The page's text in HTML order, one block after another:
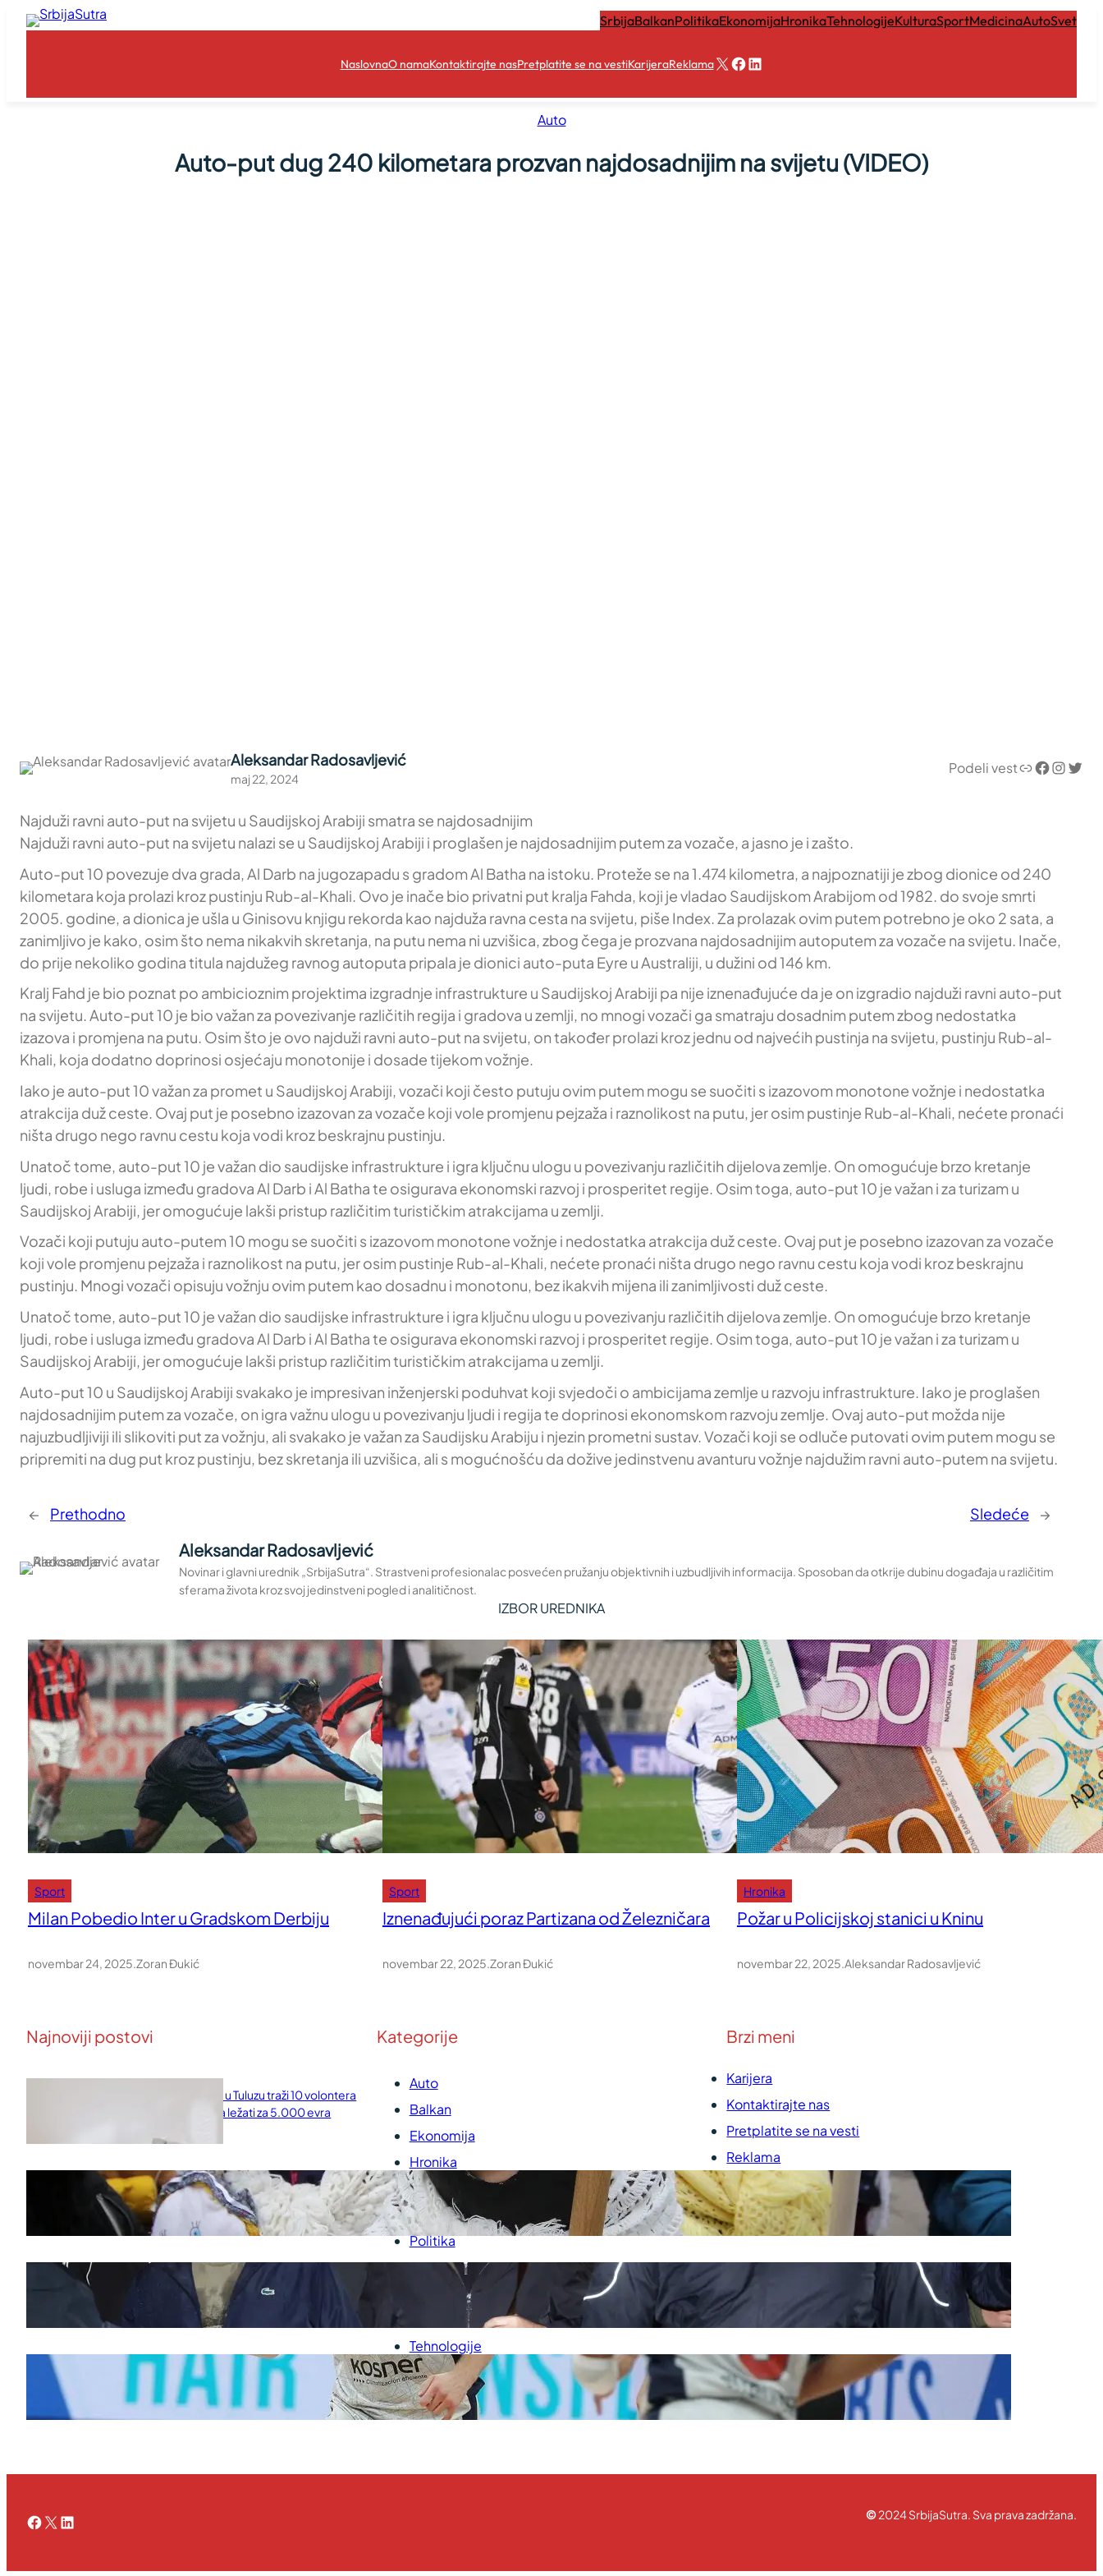
Skoči
SrbijaBalkanPolitikaEkonomijaHronikaTehnologijeKulturaSportMedicinaAutoSvet
NaslovnaO namaKontaktirajte nasPretplatite se na vestiKarijeraReklamaX Facebook
LinkedIn
Auto
Auto-put dug 240 kilometara prozvan najdosadnijim na svijetu (VIDEO)
Aleksandar Radosavljević
maj 22, 2024
Podeli vestLink Facebook InstagramTwitter
Najduži ravni auto-put na svijetu u Saudijskoj Arabiji smatra se najdosadnijim
Najduži ravni auto-put na svijetu nalazi se u Saudijskoj Arabiji i proglašen je najdosadnijim putem za vozače, a jasno je i zašto.
Auto-put 10 povezuje dva grada, Al Darb na jugozapadu s gradom Al Batha na istoku. Proteže se na 1.474 kilometra, a najpoznatiji je zbog dionice od 240
kilometara koja prolazi kroz pustinju Rub-al-Khali. Ovo je inače bio privatni put kralja Fahda, koji je vladao Saudijskom Arabijom od 1982. do svoje smrti
2005. godine, a dionica je ušla u Ginisovu knjigu rekorda kao najduža ravna cesta na svijetu, piše Index. Za prolazak ovim putem potrebno je oko 2 sata, a
zanimljivo je kako, osim što nema nikakvih skretanja, na putu nema ni uzvišica, zbog čega je prozvana najdosadnijim autoputem za vozače na svijetu. Inače,
do prije nekoliko godina titula najdužeg ravnog autoputa pripala je dionici auto-puta Eyre u Australiji, u dužini od 146 km.
Kralj Fahd je bio poznat po ambicioznim projektima izgradnje infrastrukture u Saudijskoj Arabiji pa nije iznenađujuće da je on izgradio najduži ravni auto-put
na svijetu. Auto-put 10 je bio važan za povezivanje različitih regija i gradova u zemlji, no mnogi vozači ga smatraju dosadnim putem zbog nedostatka
izazova i promjena na putu. Osim što je ovo najduži ravni auto-put na svijetu, on također prolazi kroz jednu od najvećih pustinja na svijetu, pustinju Rub-al-
Khali, koja dodatno doprinosi osjećaju monotonije i dosade tijekom vožnje.
Iako je auto-put 10 važan za promet u Saudijskoj Arabiji, vozači koji često putuju ovim putem mogu se suočiti s izazovom monotone vožnje i nedostatka
atrakcija duž ceste. Ovaj put je posebno izazovan za vozače koji vole promjenu pejzaža i raznolikost na putu, jer osim pustinje Rub-al-Khali, nećete pronaći
ništa drugo nego ravnu cestu koja vodi kroz beskrajnu pustinju.
Unatoč tome, auto-put 10 je važan dio saudijske infrastrukture i igra ključnu ulogu u povezivanju različitih dijelova zemlje. On omogućuje brzo kretanje
ljudi, robe i usluga između gradova Al Darb i Al Batha te osigurava ekonomski razvoj i prosperitet regije. Osim toga, auto-put 10 je važan i za turizam u
Saudijskoj Arabiji, jer omogućuje lakši pristup različitim turističkim atrakcijama u zemlji.
Vozači koji putuju auto-putem 10 mogu se suočiti s izazovom monotone vožnje i nedostatka atrakcija duž ceste. Ovaj put je posebno izazovan za vozače
koji vole promjenu pejzaža i raznolikost na putu, jer osim pustinje Rub-al-Khali, nećete pronaći ništa drugo nego ravnu cestu koja vodi kroz beskrajnu
pustinju. Mnogi vozači opisuju vožnju ovim putem kao dosadnu i monotonu, bez ikakvih mijena ili zanimljivosti duž ceste.
Unatoč tome, auto-put 10 je važan dio saudijske infrastrukture i igra ključnu ulogu u povezivanju različitih dijelova zemlje. On omogućuje brzo kretanje
ljudi, robe i usluga između gradova Al Darb i Al Batha te osigurava ekonomski razvoj i prosperitet regije. Osim toga, auto-put 10 je važan i za turizam u
Saudijskoj Arabiji, jer omogućuje lakši pristup različitim turističkim atrakcijama u zemlji.
Auto-put 10 u Saudijskoj Arabiji svakako je impresivan inženjerski poduhvat koji svjedoči o ambicijama zemlje u razvoju infrastrukture. Iako je proglašen
najdosadnijim putem za vozače, on igra važnu ulogu u povezivanju ljudi i regija te doprinosi ekonomskom razvoju zemlje. Ovaj auto-put možda nije
najuzbudljiviji ili slikoviti put za vožnju, ali svakako je važan za Saudijsku Arabiju i njezin prometni sustav. Vozači koji se odluče putovati ovim putem mogu se
pripremiti na dug put kroz pustinju, bez skretanja ili uzvišica, ali s mogućnošću da dožive jedinstvenu avanturu vožnje najdužim ravni auto-putem na svijetu.
← Prethodno Sledeće →
Aleksandar Radosavljević
Novinar i glavni urednik „SrbijaSutra“. Strastveni profesionalac posvećen pružanju objektivnih i uzbudljivih informacija. Sposoban da otkrije dubinu događaja u različitim
sferama života kroz svoj jedinstveni pogled i analitičnost.
IZBOR UREDNIKA
Sport
Milan Pobedio Inter u Gradskom Derbiju
novembar 24, 2025.Zoran Đukić
Sport
Iznenađujući poraz Partizana od Železničara
novembar 22, 2025.Zoran Đukić
Hronika
Požar u Policijskoj stanici u Kninu
novembar 22, 2025.Aleksandar Radosavljević
Najnoviji postovi
Naučni institut u Tuluzu traži 10 volontera
koji će 10 dana ležati za 5.000 evra
Saveti za Zdrav Božićni Post 2025
novembar 28, 2025
Doček legende Željka Obradovića
novembar 27, 2025
Ognjen Jaramaz u Cedevita Olimpiji, dok
Partizan doživljava promene
novembar 27, 2025
Kategorije
Auto
Balkan
Ekonomija
Hronika
Kultura
Medicina
Politika
Sport
Tehnologije
Brzi meni
Karijera
Kontaktirajte nas
Pretplatite se na vesti
Reklama
Urednička politika
Pravila korišćenja
Facebook
X LinkedIn ©2024 SrbijaSutra. Sva prava zadržana.